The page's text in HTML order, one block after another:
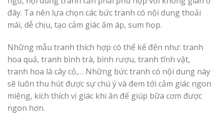
đây. Ta nên lựa chọn các bức tranh có nội dung thoải
mái, dễ chịu, tạo cảm giác ấm áp, sum họp.
Những mẫu tranh thích hợp có thể kể đến như: tranh
hoa quả, tranh bình trà, bình rượu, tranh tĩnh vật,
tranh hoa lá cây cỏ,… Những bức tranh có nội dung này
sẽ luôn thu hút được sự chú ý và đem tới cảm giác ngon
miệng, kích thích vị giác khi ăn để giúp bữa cơm được
ngon hơn.